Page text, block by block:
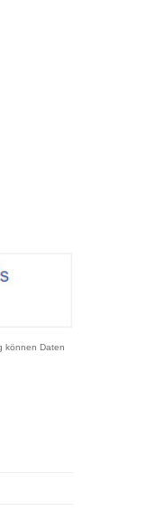
können Daten